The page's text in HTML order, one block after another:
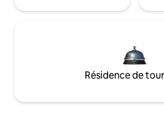
Résidence de